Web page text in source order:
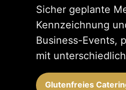
Sicher geplante
Kennzeichnung
Business-Events,
mit
Glutenfreies